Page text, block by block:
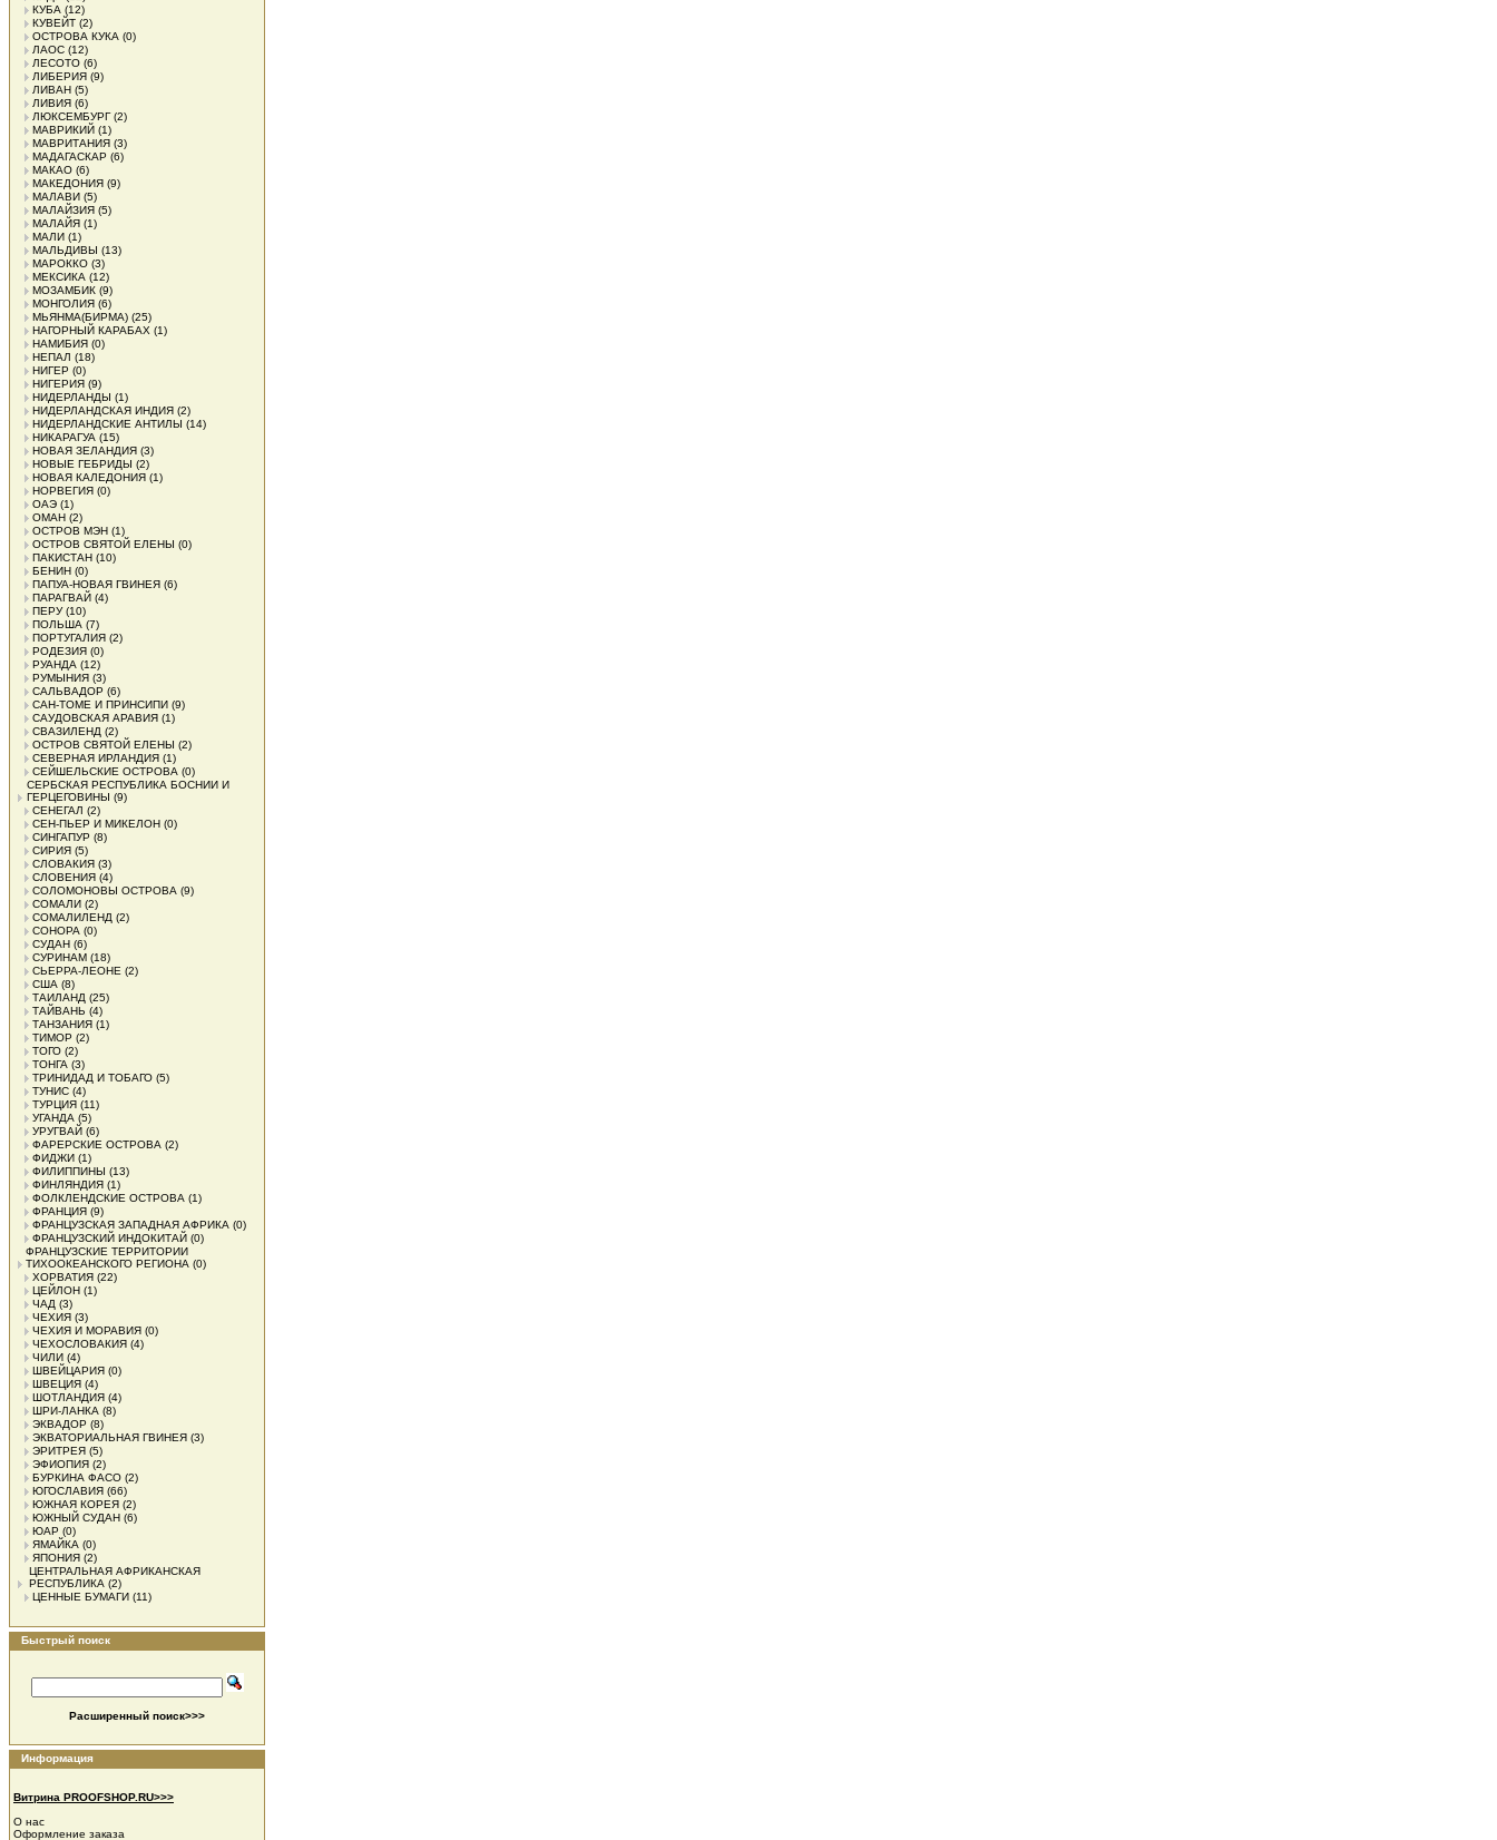
КУБА (12)
КУВЕЙТ (2)
ОСТРОВА КУКА (0)
ЛАОС (12)
ЛЕСОТО (6)
ЛИБЕРИЯ (9)
ЛИВАН (5)
ЛИВИЯ (6)
ЛЮКСЕМБУРГ(2)
МАВРИКИЙ (1)
МАВРИТАНИЯ (3)
МАДАГАСКАР (6)
МАКАО (6)
МАКЕДОНИЯ (9)
МАЛАВИ (5)
МАЛАЙЗИЯ (5)
МАЛАЙЯ (1)
МАЛИ (1)
МАЛЬДИВЫ (13)
МАРОККО (3)
МЕКСИКА (12)
МОЗАМБИК (9)
МОНГОЛИЯ (6)
МЬЯНМА(БИРМА) (25)
НАГОРНЫЙ КАРАБАХ (1)
НАМИБИЯ (0)
НЕПАЛ (18)
НИГЕР (0)
НИГЕРИЯ (9)
НИДЕРЛАНДЫ (1)
НИДЕРЛАНДСКАЯ ИНДИЯ (2)
НИДЕРЛАНДСКИЕ АНТИЛЫ (14)
НИКАРАГУА (15)
НОВАЯ ЗЕЛАНДИЯ (3)
НОВЫЕ ГЕБРИДЫ (2)
НОВАЯ КАЛЕДОНИЯ (1)
НОРВЕГИЯ (0)
ОАЭ (1)
ОМАН (2)
ОСТРОВ МЭН (1)
ОСТРОВ СВЯТОЙ ЕЛЕНЫ (0)
ПАКИСТАН (10)
БЕНИН (0)
ПАПУА-НОВАЯ ГВИНЕЯ (6)
ПАРАГВАЙ (4)
ПЕРУ(10)
ПОЛЬША (7)
ПОРТУГАЛИЯ (2)
РОДЕЗИЯ (0)
РУАНДА (12)
РУМЫНИЯ (3)
САЛЬВАДОР (6)
САН-ТОМЕ И ПРИНСИПИ (9)
САУДОВСКАЯ АРАВИЯ (1)
СВАЗИЛЕНД (2)
ОСТРОВ СВЯТОЙ ЕЛЕНЫ (2)
СЕВЕРНАЯ ИРЛАНДИЯ (1)
СЕЙШЕЛЬСКИЕ ОСТРОВА (0)
СЕРБСКАЯ РЕСПУБЛИКА БОСНИИ И
ГЕРЦЕГОВИНЫ (9)
СЕНЕГАЛ (2)
СЕН-ПЬЕР И МИКЕЛОН (0)
СИНГАПУР (8)
СИРИЯ (5)
СЛОВАКИЯ (3)
СЛОВЕНИЯ (4)
СОЛОМОНОВЫ ОСТРОВА (9)
СОМАЛИ (2)
СОМАЛИЛЕНД (2)
СОНОРА (0)
СУДАН (6)
СУРИНАМ (18)
СЬЕРРА-ЛЕОНЕ (2)
США (8)
ТАИЛАНД (25)
ТАЙВАНЬ (4)
ТАНЗАНИЯ (1)
ТИМОР (2)
ТОГО (2)
ТОНГА (3)
ТРИНИДАД И ТОБАГО (5)
ТУНИС (4)
ТУРЦИЯ (11)
УГАНДА (5)
УРУГВАЙ (6)
ФАРЕРСКИЕ ОСТРОВА (2)
ФИДЖИ (1)
ФИЛИППИНЫ (13)
ФИНЛЯНДИЯ (1)
ФОЛКЛЕНДСКИЕ ОСТРОВА (1)
ФРАНЦИЯ (9)
ФРАНЦУЗСКАЯ ЗАПАДНАЯ АФРИКА (0)
ФРАНЦУЗСКИЙ ИНДОКИТАЙ (0)
ФРАНЦУЗСКИЕ ТЕРРИТОРИИ
ТИХООКЕАНСКОГО РЕГИОНА (0)
ХОРВАТИЯ (22)
ЦЕЙЛОН (1)
ЧАД (3)
ЧЕХИЯ (3)
ЧЕХИЯ И МОРАВИЯ (0)
ЧЕХОСЛОВАКИЯ (4)
ЧИЛИ (4)
ШВЕЙЦАРИЯ (0)
ШВЕЦИЯ (4)
ШОТЛАНДИЯ (4)
ШРИ-ЛАНКА (8)
ЭКВАДОР (8)
ЭКВАТОРИАЛЬНАЯ ГВИНЕЯ (3)
ЭРИТРЕЯ (5)
ЭФИОПИЯ (2)
БУРКИНА ФАСО (2)
ЮГОСЛАВИЯ (66)
ЮЖНАЯ КОРЕЯ (2)
ЮЖНЫЙ СУДАН (6)
ЮАР (0)
ЯМАЙКА (0)
ЯПОНИЯ (2)
ЦЕНТРАЛЬНАЯ АФРИКАНСКАЯ
РЕСПУБЛИКА (2)
ЦЕННЫЕ БУМАГИ (11)
Быстрый поиск
Расширенный поиск>>>
Информация
Витрина PROOFSHOP.RU>>>
О нас
Оформление заказа